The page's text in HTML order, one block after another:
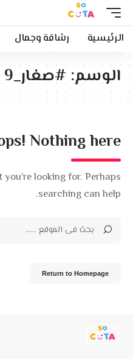
الرئيسية رشاقة وجمال
الوسم: #صغار_9
Nothing here
looking for. Perhaps
searching can help.
Return to Homepage